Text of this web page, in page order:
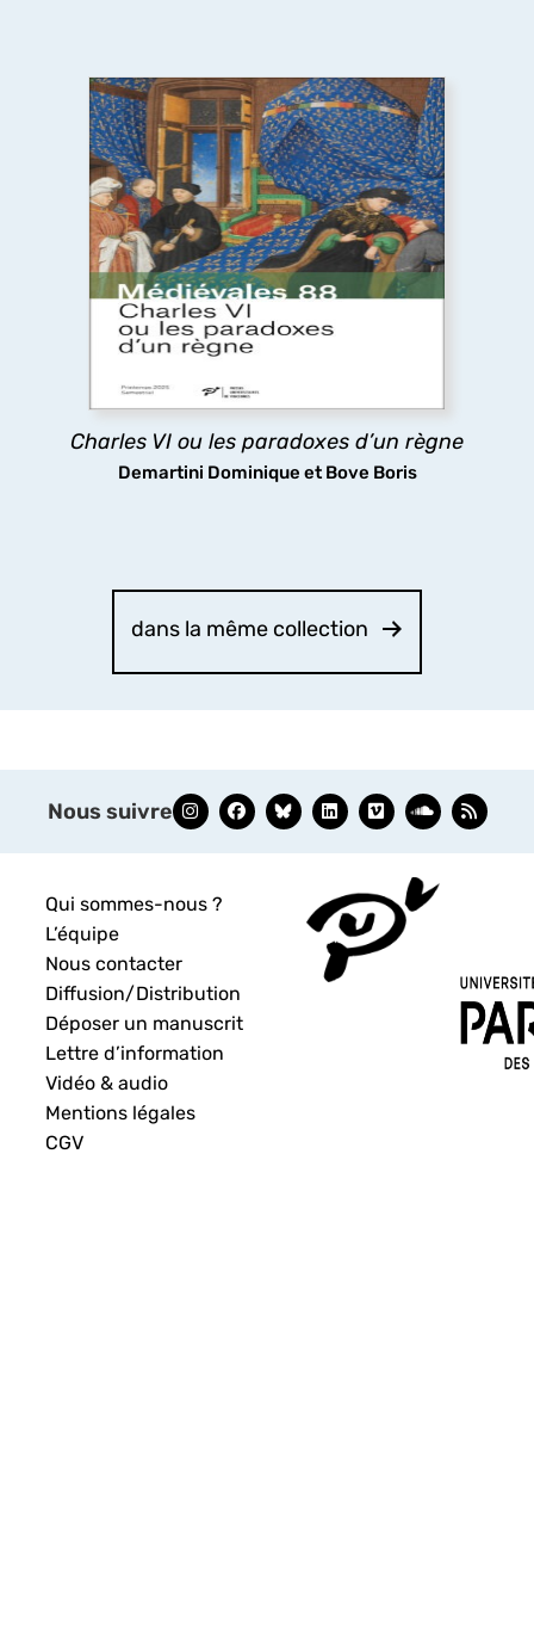
Charles VI ou les paradoxes d’un règne
Demartini Dominique et Bove Boris
Charles VI ou les paradoxes d’un règne
Le long règne de Charles VI a longtemps été
considéré comme une catastrophe, pourtant les
arts et les lettres ont fleuri à sa cour, tandis que
sa folie même stimulait la réflexion politique : tels
découvrir
dans la même collection
Nous suivre
Qui sommes-nous ?
L’équipe
Nous contacter
Diffusion/Distribution
Déposer un manuscrit
Lettre d’information
Vidéo & audio
Mentions légales
CGV